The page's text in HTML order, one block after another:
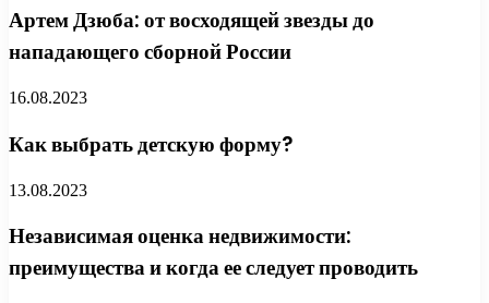
Артем Дзюба: от восходящей звезды до
нападающего сборной России
16.08.2023
Как выбрать детскую форму?
13.08.2023
Независимая оценка недвижимости:
преимущества и когда ее следует проводить